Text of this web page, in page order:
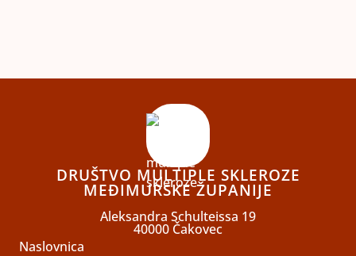
DRUŠTVO MULTIPLE SKLEROZE
MEĐIMURSKE ŽUPANIJE
Aleksandra Schulteissa 19
40000 Čakovec
Naslovnica